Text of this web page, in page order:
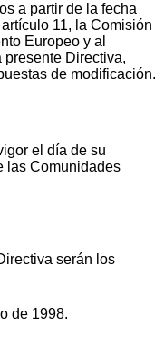
a partir de la fecha
11, la Comisión
Europeo y al
Directiva,
de modificación.
el día de su
las Comunidades
serán los
de 1998.